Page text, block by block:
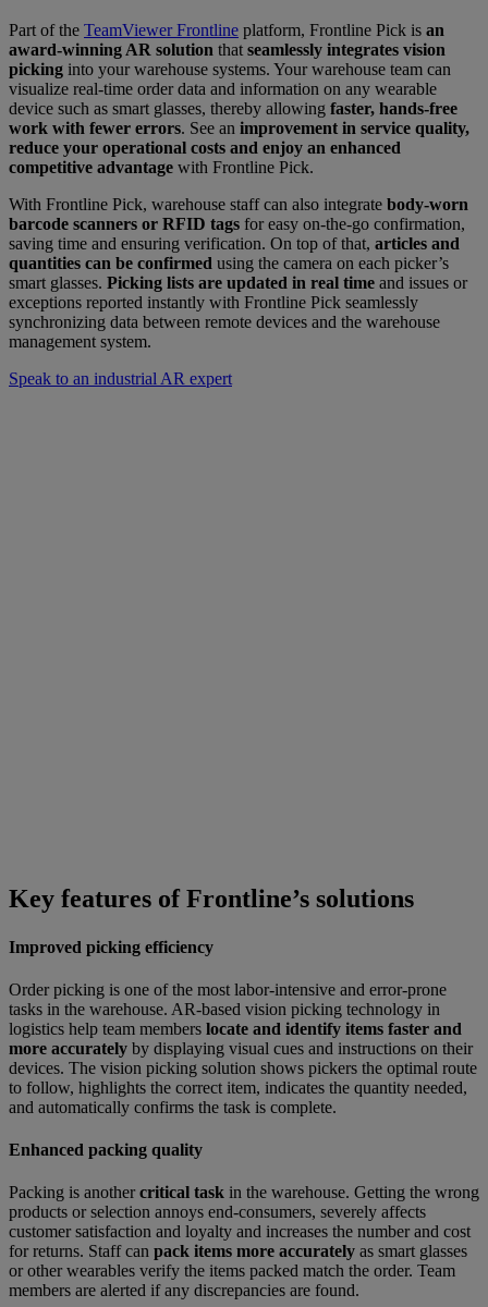
Part of the TeamViewer Frontline platform, Frontline Pick is an
award-winning AR solution that seamlessly integrates vision
picking into your warehouse systems. Your warehouse team can
visualize real-time order data and information on any wearable
device such as smart glasses, thereby allowing faster, hands-free
work with fewer errors. See an improvement in service quality,
reduce your operational costs and enjoy an enhanced
competitive advantage with Frontline Pick.
With Frontline Pick, warehouse staff can also integrate body-worn
barcode scanners or RFID tags for easy on-the-go confirmation,
saving time and ensuring verification. On top of that, articles and
quantities can be confirmed using the camera on each picker’s
smart glasses. Picking lists are updated in real time and issues or
exceptions reported instantly with Frontline Pick seamlessly
synchronizing data between remote devices and the warehouse
management system.
Speak to an industrial AR expert
Key features of Frontline’s solutions
Improved picking efficiency
Order picking is one of the most labor-intensive and error-prone
tasks in the warehouse. AR-based vision picking technology in
logistics help team members locate and identify items faster and
more accurately by displaying visual cues and instructions on their
devices. The vision picking solution shows pickers the optimal route
to follow, highlights the correct item, indicates the quantity needed,
and automatically confirms the task is complete.
Enhanced packing quality
Packing is anothercritical task in the warehouse. Getting the wrong
products or selection annoys end-consumers, severely affects
customer satisfaction and loyalty and increases the number and cost
for returns. Staff can pack items more accurately as smart glasses
or other wearables verify the items packed match the order. Team
members are alerted if any discrepancies are found.